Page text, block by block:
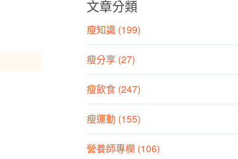
文章分類
瘦知識 (199)
瘦分享 (27)
瘦飲食 (247)
瘦運動 (155)
營養師專欄 (106)